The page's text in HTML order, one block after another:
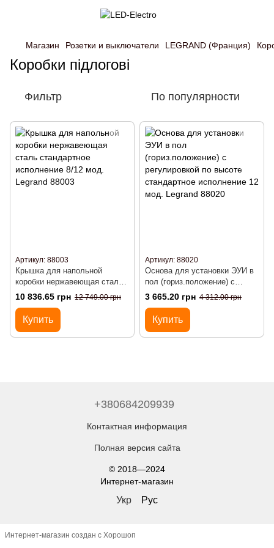
Магазин Розетки и выключатели LEGRAND (Франция)
Коробки підлогові
Фильтр По популярности
Артикул: 88003
Крышка для напольной
коробки нержавеющая сталь
стандартное исполнение 8/12
мод. Legrand 88003
10 836.65 грн 12 749.00 грн
Купить
Артикул: 88020
Основа для установки ЭУИ в
пол (гориз.положение) с
регулировкой по высоте
стандартное исполнение 12
мод. Legrand 88020
3 665.20 грн 4 312.00 грн
Купить
+380684209939
Контактная информация
Полная версия сайта
© 2018—2024
Интернет-магазин
Укр Рус
Интернет-магазин создан с Хорошоп